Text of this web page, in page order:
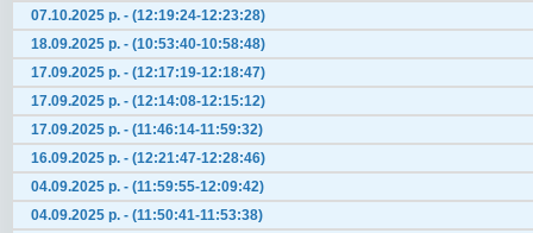
07.10.2025 р. - (12:19:24-12:23:28)
18.09.2025 р. - (10:53:40-10:58:48)
17.09.2025 р. - (12:17:19-12:18:47)
17.09.2025 р. - (12:14:08-12:15:12)
17.09.2025 р. - (11:46:14-11:59:32)
16.09.2025 р. - (12:21:47-12:28:46)
04.09.2025 р. - (11:59:55-12:09:42)
04.09.2025 р. - (11:50:41-11:53:38)